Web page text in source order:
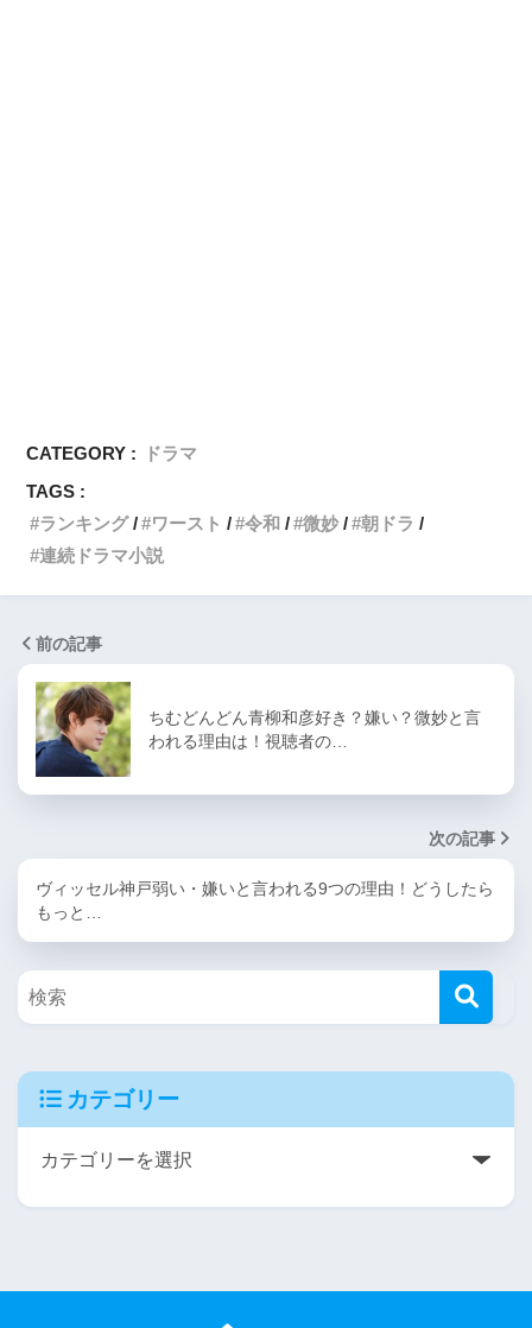
CATEGORY :
ドラマ
TAGS :
ランキング
ワースト 令和 微妙
朝ドラ
連続ドラマ小説
前の記事
ちむどんどん青柳和彦好き？嫌い？微妙と言
われる理由は！視聴者の…
次の記事
ヴィッセル神戸弱い・嫌いと言われる9つの理由！どうしたら
もっと…
カテゴリー